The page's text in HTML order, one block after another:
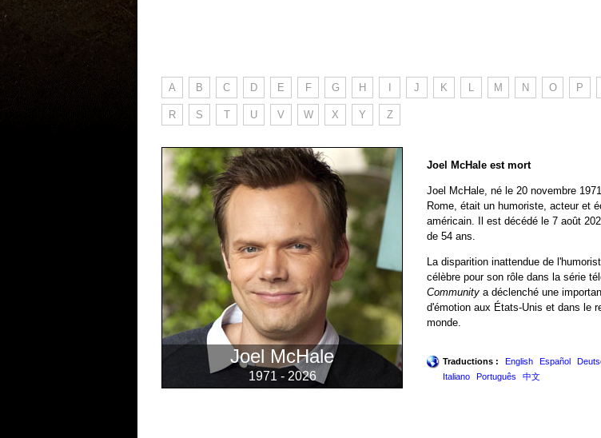
A B C D E F G H J K L M N O P
R S T U V W X Y Z
Joel McHale
1971 - 2026
Joel McHale est mort
Joel McHale, né le 20 novembre
Rome, était un humoriste, acteur et
américain. Il est décédé le 7 août
de 54 ans.
La disparition inattendue de
célèbre pour son rôle dans la série
Community a déclenché une
d'émotion aux États-Unis et dans le
monde.
Traductions : English Español
Italiano
Português 中文